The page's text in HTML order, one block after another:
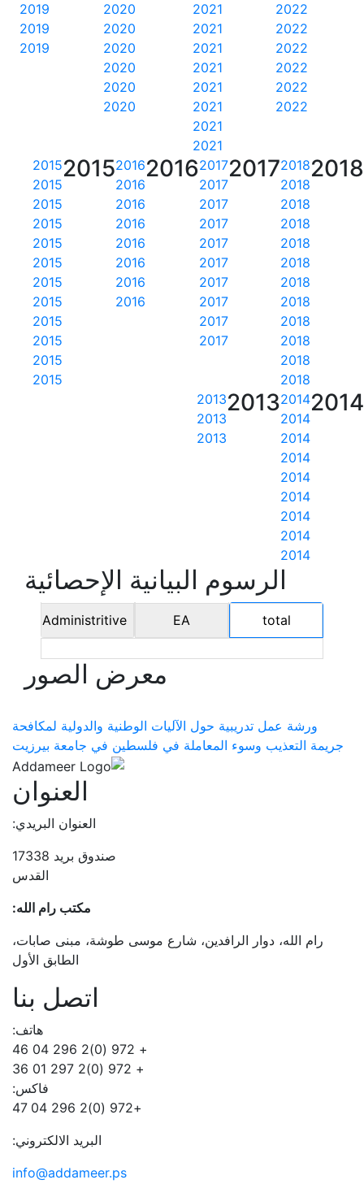
2022
2022
2022
2022
2022
2022
2021
2021
2021
2021
2021
2021
2021
2021
2020
2020
2020
2020
2020
2020
2019
2019
2019
2018
2018
2018
2018
2018
2018
2018
2018
2018
2018
2018
2018
2018
2017
2017
2017
2017
2017
2017
2017
2017
2017
2017
2017
2016
2016
2016
2016
2016
2016
2016
2016
2016
2015
2015
2015
2015
2015
2015
2015
2015
2015
2015
2015
2015
2015
2014
2014
2014
2014
2014
2014
2014
2014
2014
2014
2013
2013
2013
2013
الرسوم البيانية الإحصائية
total
EA
Administritive
معرض الصور
ورشة عمل تدريبية حول الآليات الوطنية والدولية لمكافحة
جريمة التعذيب وسوء المعاملة في فلسطين في جامعة بيرزيت
العنوان
العنوان البريدي:
صندوق بريد 17338
القدس
مكتب رام الله:
رام الله، دوار الرافدين، شارع موسى طوشة، مبنى صابات،
الطابق الأول
اتصل بنا
هاتف:
+ 972 (0)2 296 04 46
+ 972 (0)2 297 01 36
فاكس:
+972 (0)2 296 04 47
البريد الالكتروني:
info@addameer.ps